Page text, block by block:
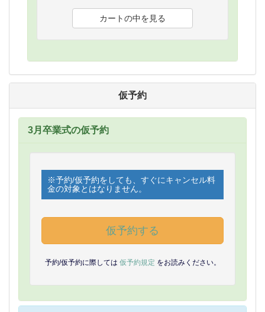
仮予約
3月卒業式の仮予約
※予約/仮予約をしても、すぐにキャンセル料
金の対象とはなりません。
仮予約する
予約/仮予約に際しては 仮予約規定 をお読みください。